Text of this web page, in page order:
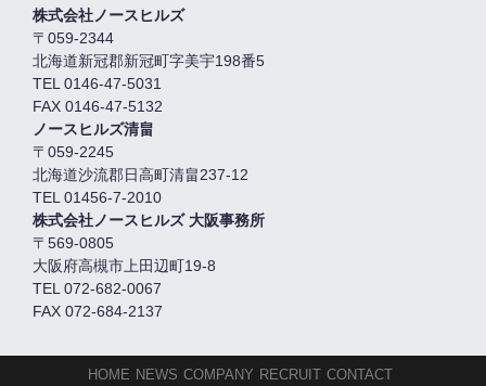
株式会社ノースヒルズ
〒059-2344
北海道新冠郡新冠町字美宇198番5
TEL 0146-47-5031
FAX 0146-47-5132
ノースヒルズ清畠
〒059-2245
北海道沙流郡日高町清畠237-12
TEL 01456-7-2010
株式会社ノースヒルズ 大阪事務所
〒569-0805
大阪府高槻市上田辺町19-8
TEL 072-682-0067
FAX 072-684-2137
HOME NEWS COMPANY RECRUIT CONTACT